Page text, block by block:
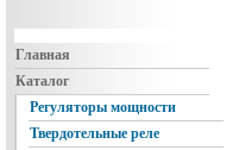
Главная
Каталог
Регуляторы мощности
Твердотельные реле